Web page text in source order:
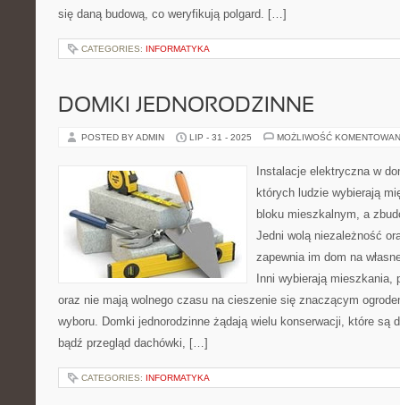
się daną budową, co weryfikują polgard. […]
CATEGORIES: INFORMATYKA
DOMKI JEDNORODZINNE
POSTED BY ADMIN LIP - 31 - 2025 MOŻLIWOŚĆ
Instalacje elektryczna w
których ludzie wybierają
bloku mieszkalnym, a
Jedni wolą niezależność
zapewnia im dom na
Inni wybierają
oraz nie mają wolnego czasu na cieszenie się znaczącym
wyboru. Domki jednorodzinne żądają wielu konserwacji, które są
bądź przegląd dachówki, […]
CATEGORIES: INFORMATYKA